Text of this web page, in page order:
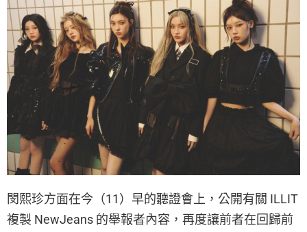
閔熙珍方面在今（11）早的聽證會上，公開有關 ILLIT
複製 NewJeans 的舉報者內容，再度讓前者在回歸前